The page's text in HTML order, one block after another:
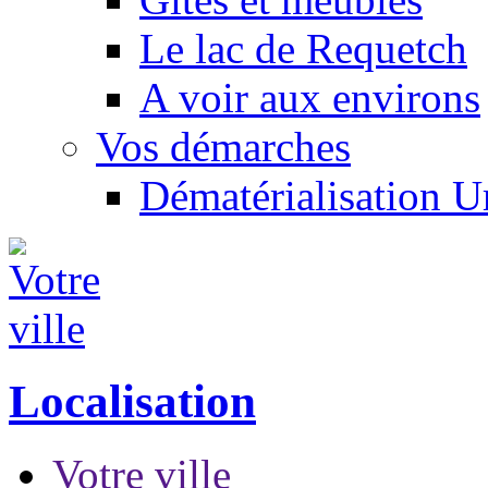
Le lac de Requetch
A voir aux environs
Vos démarches
Dématérialisation
Localisation
Votre ville